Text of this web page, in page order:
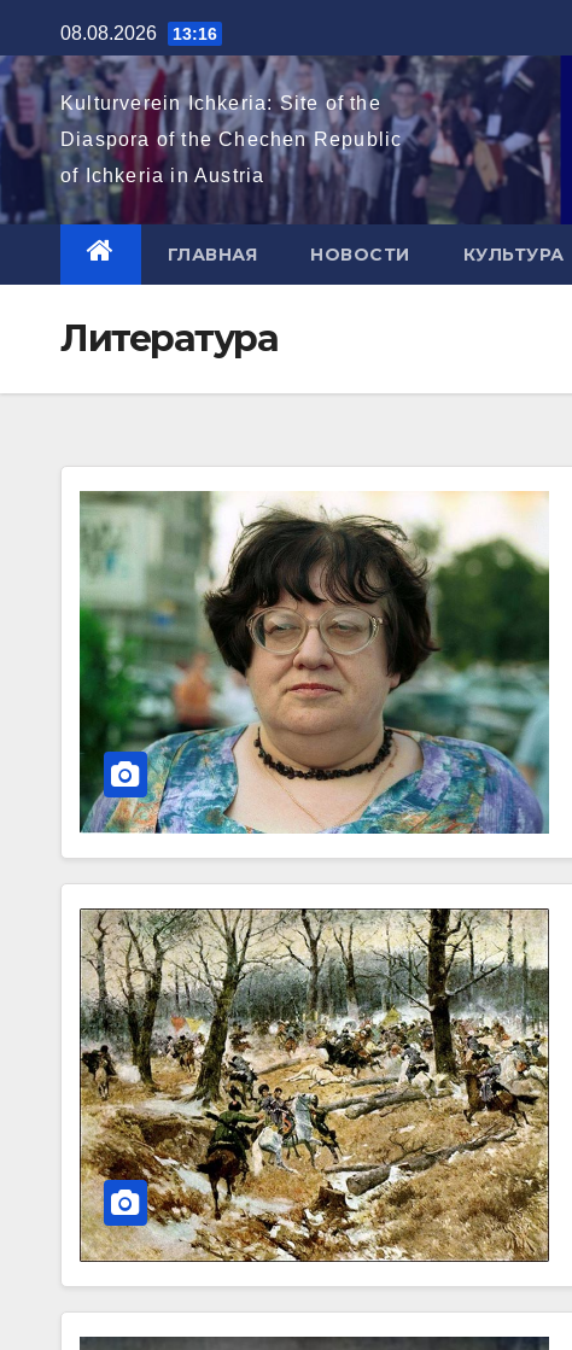
к
содержимому
08.08.2026 13:16
Kulturverein Ichkeria: Site of the
Diaspora of the Chechen Republic
of Ichkeria in Austria
ГЛАВНАЯ НОВОСТИ КУЛЬТУРА
Литература